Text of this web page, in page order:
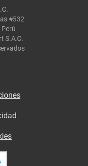
#532
Perú
S.A.C.